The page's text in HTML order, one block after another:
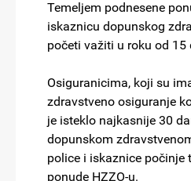
Temeljem podnesene
iskaznicu dopunskog
početi važiti u roku od
Osiguranicima, koji su
zdravstveno osiguranje
je isteklo najkasnije 30
dopunskom
police i iskaznice počinje
ponude HZZO-u.